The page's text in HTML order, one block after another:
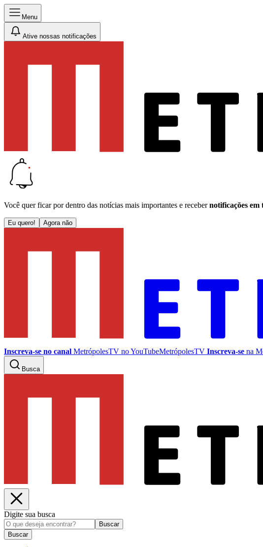
Menu
Ative nossas notificações
Você quer ficar por dentro das notícias mais importantes e receber notificações em
Eu quero! Agora não
Inscreva-se no canal MetrópolesTV noYouTubeMetrópolesTV Inscreva-se na
Busca
Digite sua busca
Buscar
Buscar